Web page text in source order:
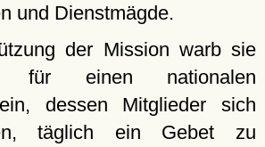
und Dienstmägde.
der Mission warb sie
für einen nationalen
dessen Mitglieder sich
täglich ein Gebet zu